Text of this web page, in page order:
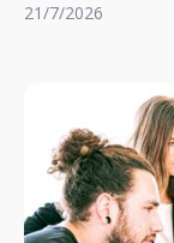
21/7/2026